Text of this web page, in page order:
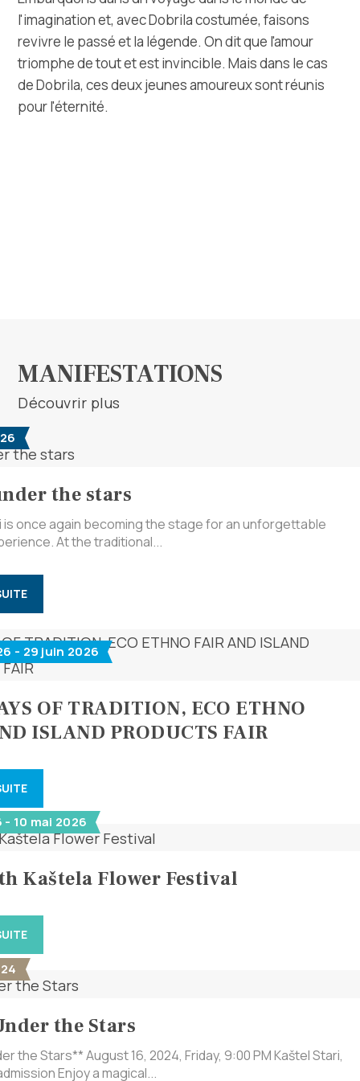
l'imagination et, avec Dobrila costumée, faisons
revivre le passé et la légende. On dit que l'amour
triomphe de tout et est invincible. Mais dans le cas
de Dobrila, ces deux jeunes amoureux sont réunis
pour l'éternité.
MANIFESTATIONS
Découvrir plus
the stars
is once again becoming the stage for an unforgettable
At the traditional...
- 29 juin 2026
OF TRADITION, ECO ETHNO
ISLAND PRODUCTS FAIR
- 10 mai 2026
Kaštela Flower Festival
the Stars
the Stars** August 16, 2024, Friday, 9:00 PM Kaštel Stari,
Enjoy a magical...